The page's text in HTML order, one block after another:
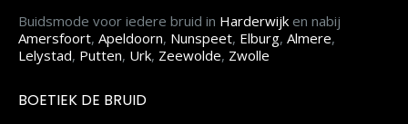
Buidsmode voor iedere bruid in Harderwijk en nabij
Amersfoort, Apeldoorn, Nunspeet, Elburg, Almere,
Lelystad, Putten, Urk, Zeewolde, Zwolle
BOETIEK DE BRUID